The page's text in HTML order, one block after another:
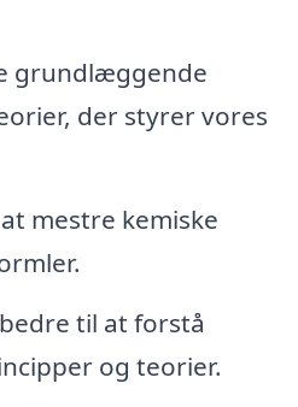
grundlæggende
der styrer vores
mestre kemiske
til at forstå
og teorier.